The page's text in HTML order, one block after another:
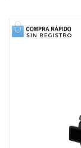
1 of 4